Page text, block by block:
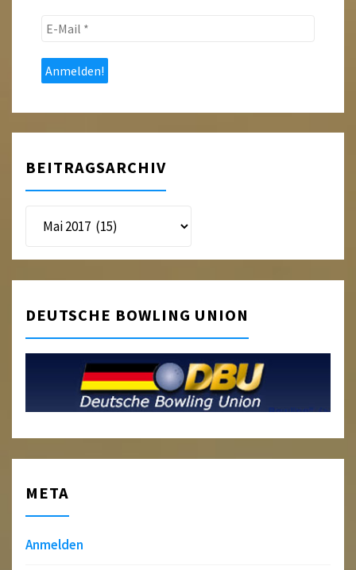
E-
*
BEITRAGSARCHIV
Beitragsarchiv
DEUTSCHE BOWLING UNION
META
Anmelden